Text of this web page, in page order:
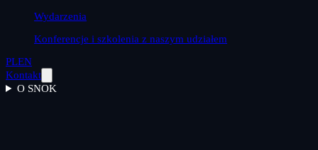
Wydarzenia
Konferencje i szkolenia z naszym udziałem
PLEN
Kontakt
O SNOK